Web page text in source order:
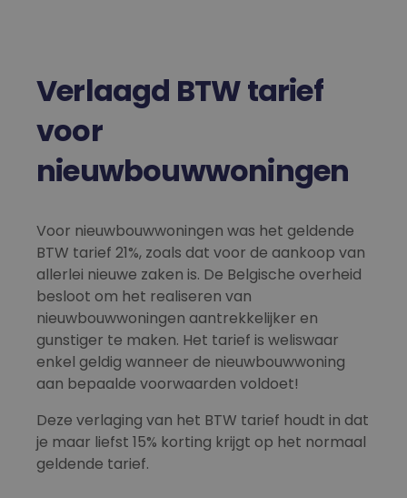
Verlaagd BTW tarief
voor
nieuwbouwwoningen
Voor nieuwbouwwoningen was het geldende
BTW tarief 21%, zoals dat voor de aankoop van
allerlei nieuwe zaken is. De Belgische overheid
besloot om het realiseren van
nieuwbouwwoningen aantrekkelijker en
gunstiger te maken. Het tarief is weliswaar
enkel geldig wanneer de nieuwbouwwoning
aan bepaalde voorwaarden voldoet!
Deze verlaging van het BTW tarief houdt in dat
je maar liefst 15% korting krijgt op het normaal
geldende tarief.